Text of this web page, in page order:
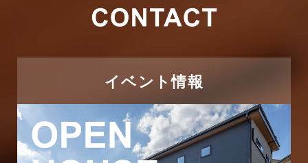
つくばエクスプレス線
ピアラシティ店-ブログ
ブログ
2025年11月
2025年10月
イベント情報